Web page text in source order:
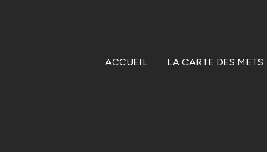
ACCUEIL LA CARTE DES METS